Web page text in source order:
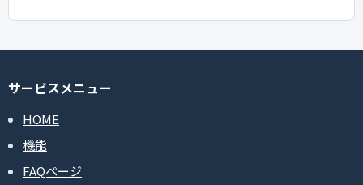
サービスメニュー
HOME
機能
FAQページ